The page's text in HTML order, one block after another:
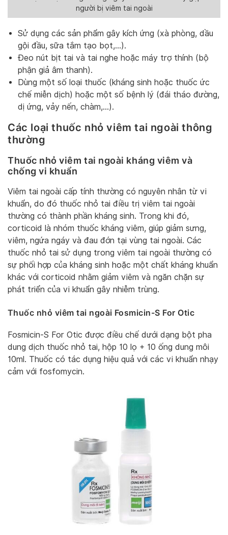
người bị viêm tai ngoài
Sử dụng các sản phẩm gây kích ứng (xà phòng, dầu
gội đầu, sữa tắm tạo bọt,…).
Đeo nút bịt tai và tai nghe hoặc máy trợ thính (bộ
phận giả âm thanh).
Dùng một số loại thuốc (kháng sinh hoặc thuốc ức
chế miễn dịch) hoặc một số bệnh lý (đái tháo đường,
dị ứng, vảy nến, chàm,…).
Các loại thuốc nhỏ viêm tai ngoài thông
thường
Thuốc nhỏ viêm tai ngoài kháng viêm và
chống vi khuẩn
Viêm tai ngoài cấp tính thường có nguyên nhân từ vi
khuẩn, do đó thuốc nhỏ tai điều trị viêm tai ngoài
thường có thành phần kháng sinh. Trong khi đó,
corticoid là nhóm thuốc kháng viêm, giúp giảm sưng,
viêm, ngứa ngáy và đau đớn tại vùng tai ngoài. Các
thuốc nhỏ tai sử dụng trong viêm tai ngoài thường có
sự phối hợp của kháng sinh hoặc một chất kháng khuẩn
khác với corticoid nhằm giảm viêm và ngăn chặn sự
phát triển của vi khuẩn gây nhiễm trùng.
Thuốc nhỏ viêm tai ngoài Fosmicin-S For Otic
Fosmicin-S For Otic được điều chế dưới dạng bột pha
dung dịch thuốc nhỏ tai, hộp 10 lọ + 10 ống dung môi
10ml. Thuốc có tác dụng hiệu quả với các vi khuẩn nhạy
cảm với fosfomycin.